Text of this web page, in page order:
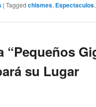
|Tagged chismes, Espectaculos
“Pequeños
su Lugar